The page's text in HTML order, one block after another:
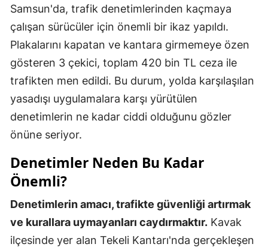
Samsun'da, trafik denetimlerinden kaçmaya
çalışan sürücüler için önemli bir ikaz yapıldı.
Plakalarını kapatan ve kantara girmemeye özen
gösteren 3 çekici, toplam 420 bin TL ceza ile
trafikten men edildi. Bu durum, yolda karşılaşılan
yasadışı uygulamalara karşı yürütülen
denetimlerin ne kadar ciddi olduğunu gözler
önüne seriyor.
Denetimler Neden Bu Kadar
Önemli?
Denetimlerin amacı, trafikte güvenliği artırmak
ve kurallara uymayanları caydırmaktır. Kavak
ilçesinde yer alan Tekeli Kantarı'nda gerçekleşen